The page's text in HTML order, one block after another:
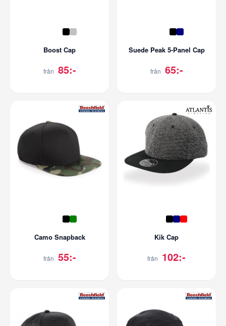
Boost Cap
från 85:-
Suede Peak 5-Panel Cap
från 65:-
Camo Snapback
från 55:-
Kik Cap
från 102:-